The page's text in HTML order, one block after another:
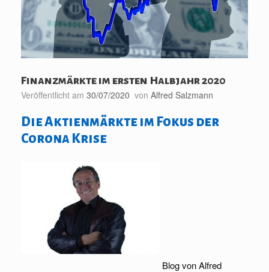
Finanzmärkte im ersten Halbjahr 2020
Veröffentlicht am 30/07/2020 von Alfred Salzmann
Die Aktienmärkte im Fokus der
Corona Krise
Blog von Alfred